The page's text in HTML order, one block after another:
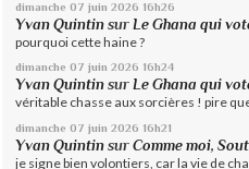
dimanche 07 juin 2026 16h26
Yvan Quintin sur Le Ghana qui
pourquoi cette haine ?
dimanche 07 juin 2026 16h24
Yvan Quintin surLe Ghana qui
véritable chasse aux sorcières ! pire
dimanche 07 juin 2026 16h21
Yvan Quintin surComme moi,
je signe bien volontiers, car la vie de